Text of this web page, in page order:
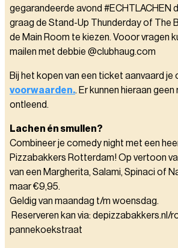
gegarandeerde avond #ECHTLACHEN
graag de Stand-Up Thunderday of The
de Main Room te kiezen. Vooor vragen
mailen met debbie @clubhaug.com
Bij het kopen van een ticket aanvaard je
voorwaarden.. Er kunnen hieraan
ontleend.
Lachen én smullen?
Combineer je comedy night met een
Pizzabakkers Rotterdam! Op vertoon
van een Margherita, Salami, Spinaci of
maar €9,95.
Geldig van maandag t/m woensdag.
Reserveren kan via: depizzabakkers.nl/
pannekoekstraat